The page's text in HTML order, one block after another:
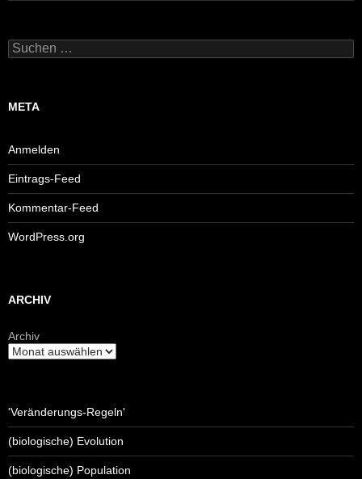
Suchen
nach:
META
Anmelden
Eintrags-Feed
Kommentar-Feed
WordPress.org
ARCHIV
Archiv
'Veränderungs-Regeln'
(biologische) Evolution
(biologische) Population